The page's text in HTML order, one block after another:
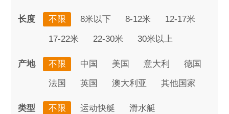
长度 不限 8米以下 8-12米 12-17米
17-22米 22-30米 30米以上
产地 不限 中国 美国 意大利 德国
法国 英国 澳大利亚 其他国家
类型 不限 运动快艇 滑水艇